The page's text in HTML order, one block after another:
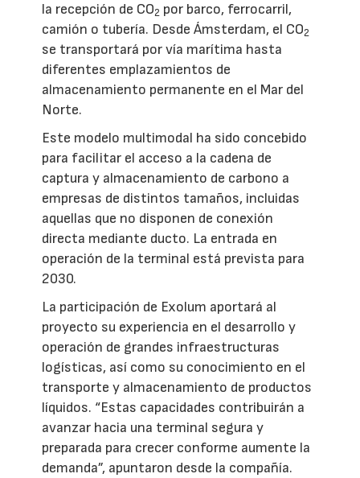
la recepción de CO2 por barco, ferrocarril,
camión o tubería. Desde Ámsterdam, el CO2
se transportará por vía marítima hasta
diferentes emplazamientos de
almacenamiento permanente en el Mar del
Norte.
Este modelo multimodal ha sido concebido
para facilitar el acceso a la cadena de
captura y almacenamiento de carbono a
empresas de distintos tamaños, incluidas
aquellas que no disponen de conexión
directa mediante ducto. La entrada en
operación de la terminal está prevista para
2030.
La participación de Exolum aportará al
proyecto su experiencia en el desarrollo y
operación de grandes infraestructuras
logísticas, así como su conocimiento en el
transporte y almacenamiento de productos
líquidos. “Estas capacidades contribuirán a
avanzar hacia una terminal segura y
preparada para crecer conforme aumente la
demanda”, apuntaron desde la compañía.